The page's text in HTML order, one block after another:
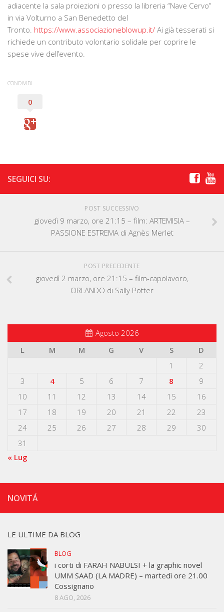
adiacente la sala proiezioni o presso la libreria “Nave Cervo”
in via Volturno a San Benedetto del
Tronto. https://www.associazioneblowup.it/ Ai già tesserati si
richiede un contributo volontario solidale per coprire le
spese vive dell’evento.
CONDIVIDI
0
SEGUICI SU:
POST SUCCESSIVO
giovedì 9 marzo, ore 21:15 – film: ARTEMISIA –
PASSIONE ESTREMA di Agnès Merlet
POST PRECEDENTE
giovedì 2 marzo, ore 21:15 – film-capolavoro,
ORLANDO di Sally Potter
Agosto 2026
L
M M G V S
D
1
2
3
4 5 6 7 8
9
10
11 12 13 14 15
16
17
18 19 20 21 22
23
24
25 26 27 28 29
30
31
« Lug
NOVITÁ
LE ULTIME DA BLOG
BLOG
i corti di FARAH NABULSI + la graphic novel
UMM SAAD (LA MADRE) – martedì ore 21.00
Cossignano
8 AGO, 2026